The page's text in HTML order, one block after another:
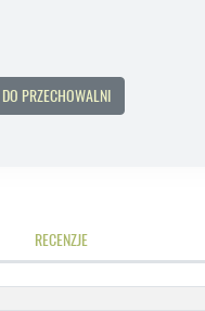
DO PRZECHOWALNI
RECENZJE